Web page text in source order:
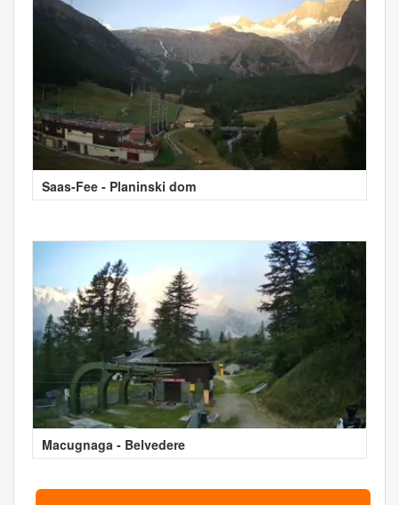
Saas-Fee - Planinski dom
Macugnaga - Belvedere